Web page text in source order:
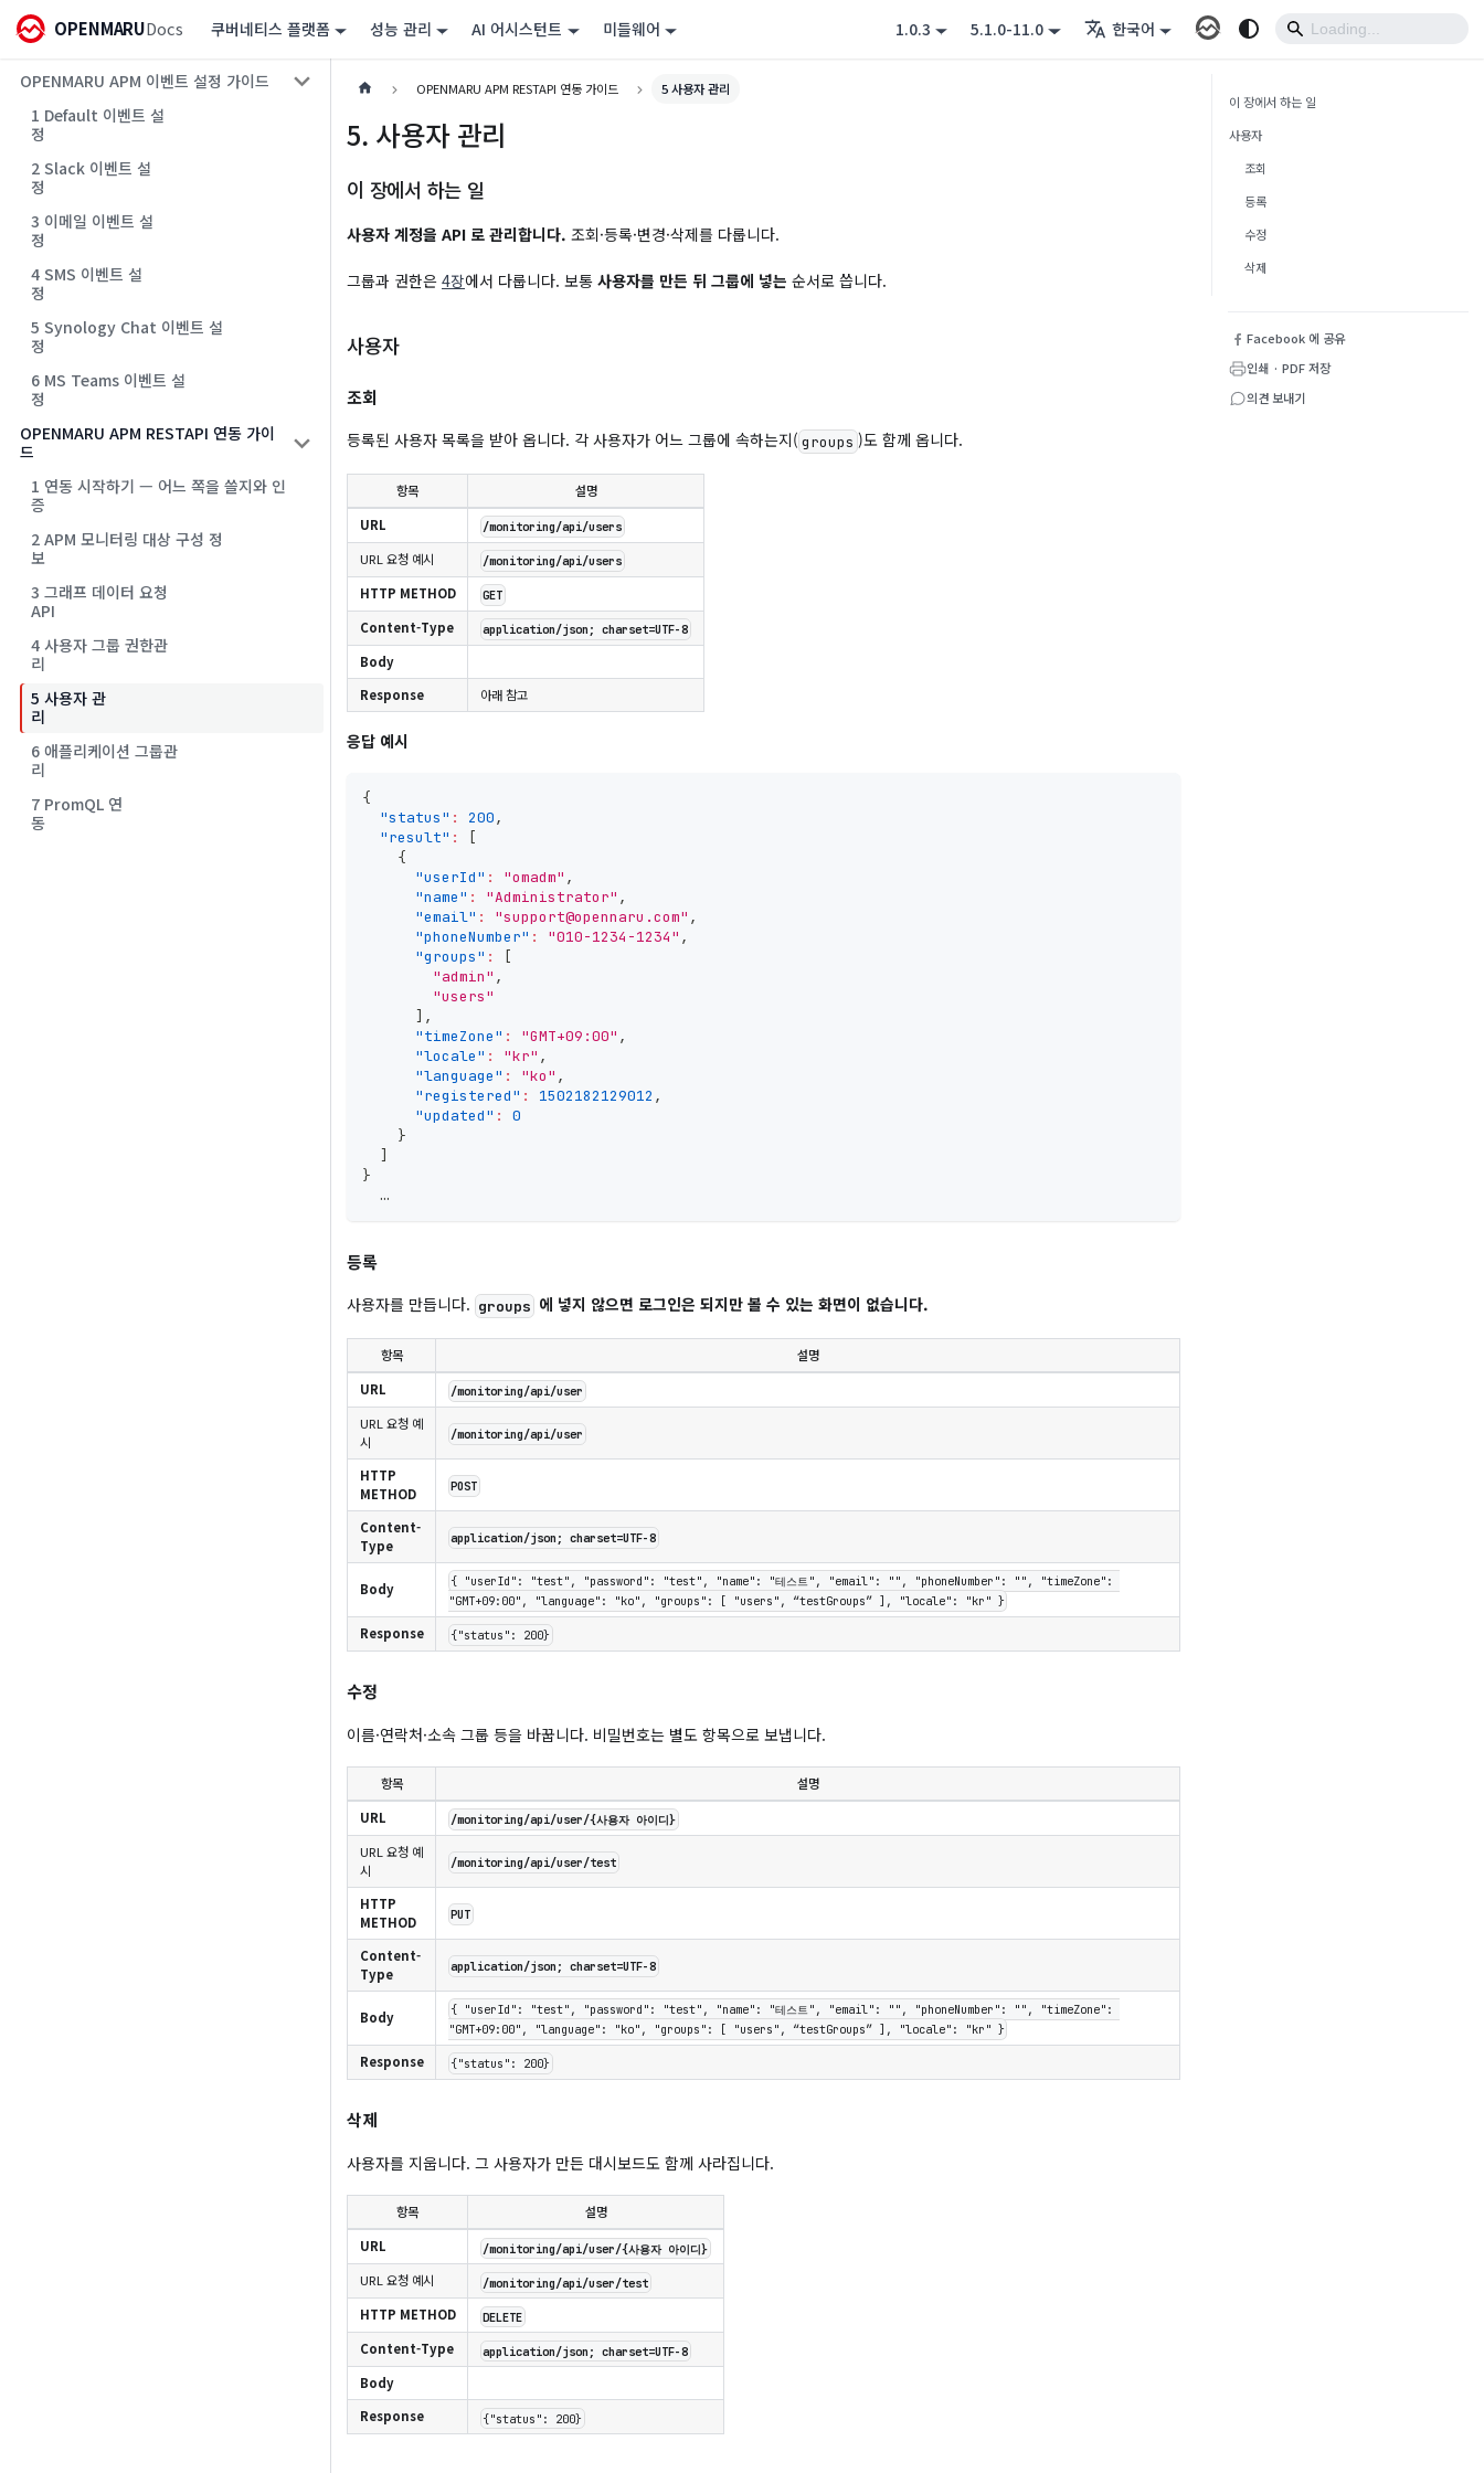
OPENMARUDocs 쿠버네티스 플랫폼 성능 관리 AI 어시스턴트 미들웨어 1.0.3 5.1.0-11.0 한국어
OPENMARU APM 이벤트 설정 가이드
1 Default 이벤트 설
정
2 Slack 이벤트 설
정
3 이메일 이벤트 설
정
4 SMS 이벤트 설
정
5 Synology Chat 이벤트 설
정
6 MS Teams 이벤트 설
정
OPENMARU APM RESTAPI 연동 가이
드
1 연동 시작하기 — 어느 쪽을 쓸지와 인
증
2 APM 모니터링 대상 구성 정
보
3 그래프 데이터 요청
API
4 사용자 그룹 권한관
리
5 사용자 관
리
6 애플리케이션 그룹관
리
7 PromQL 연
동
OPENMARU APM RESTAPI 연동 가이드 5 사용자 관리
5. 사용자 관리
이 장에서 하는 일
사용자 계정을 API 로 관리합니다. 조회·등록·변경·삭제를 다룹니다.
그룹과 권한은 4장에서 다룹니다. 보통 사용자를 만든 뒤 그룹에 넣는 순서로 씁니다.
사용자
조회
등록된 사용자 목록을 받아 옵니다. 각 사용자가 어느 그룹에 속하는지( groups )도 함께 옵니다.
항목
설명
URL
/monitoring/api/users
URL 요청 예시 /monitoring/api/users
HTTP METHOD GET
Content-Type application/json; charset=UTF-8
Body
Response
아래 참고
응답 예시
{
"status" : 200,
"result" :
[
{
"userId" : "omadm" ,
"name" : "Administrator" ,
"email" : "support@opennaru.com" ,
"phoneNumber" : "010-1234-1234" ,
"groups" :
[
"admin" ,
"users"
] ,
"timeZone" : "GMT+09:00" ,
"locale" : "kr" ,
"language" : "ko" ,
"registered" : 1502182129012 ,
"updated" :
0
}
]
}
  …
등록
사용자를 만듭니다. groups 에 넣지 않으면 로그인은 되지만 볼 수 있는 화면이 없습니다.
항목
설명
URL
/monitoring/api/user
URL 요청 예
시
/monitoring/api/user
HTTP
METHOD
POST
Content-
Type
application/json; charset=UTF-8
Body
{ "userId": "test", "password": "test", "name": "테스트", "email": "", "phoneNumber": "", "timeZone":
"GMT+09:00", "language": "ko", "groups": [ "users", “testGroups” ], "locale": "kr" }
Response {"status": 200}
수정
이름·연락처·소속 그룹 등을 바꿉니다. 비밀번호는 별도 항목으로 보냅니다.
항목
설명
URL
/monitoring/api/user/{사용자 아이디}
URL 요청 예
시
/monitoring/api/user/test
HTTP
METHOD
PUT
Content-
Type
application/json; charset=UTF-8
Body
{ "userId": "test", "password": "test", "name": "테스트", "email": "", "phoneNumber": "", "timeZone":
"GMT+09:00", "language": "ko", "groups": [ "users", “testGroups” ], "locale": "kr" }
Response {"status": 200}
삭제
사용자를 지웁니다. 그 사용자가 만든 대시보드도 함께 사라집니다.
항목
설명
URL
/monitoring/api/user/{사용자 아이디}
URL 요청 예시 /monitoring/api/user/test
HTTP METHOD DELETE
Content-Type application/json; charset=UTF-8
Body
Response
{"status": 200}
이 장에서 하는 일
사용자
조회
등록
수정
삭제
Facebook 에 공유
인쇄 · PDF 저장
의견 보내기